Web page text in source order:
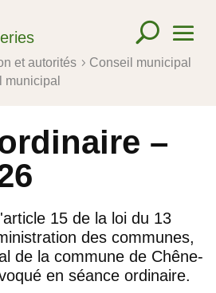
et autorités 5 Conseil municipal
municipal
–
15 de la loi du 13
des communes,
de la commune de Chêne-
en séance ordinaire.